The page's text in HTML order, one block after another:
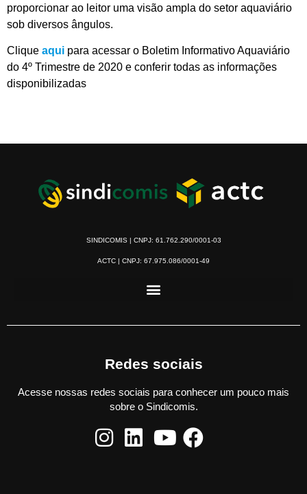
proporcionar ao leitor uma visão ampla do setor aquaviário
sob diversos ângulos.
Clique aqui para acessar o Boletim Informativo Aquaviário
do 4º Trimestre de 2020 e conferir todas as informações
disponibilizadas
SINDICOMIS | CNPJ: 61.762.290/0001-03
ACTC | CNPJ: 67.975.086/0001-49
Redes sociais
Acesse nossas redes sociais para conhecer um pouco mais
sobre o Sindicomis.